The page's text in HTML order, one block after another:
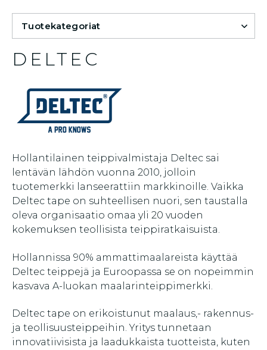
Tuotekategoriat
DELTEC
Hollantilainen teippivalmistaja Deltec sai
lentävän lähdön vuonna 2010, jolloin
tuotemerkki lanseerattiin markkinoille. Vaikka
Deltec tape on suhteellisen nuori, sen taustalla
oleva organisaatio omaa yli 20 vuoden
kokemuksen teollisista teippiratkaisuista.
Hollannissa 90% ammattimaalareista käyttää
Deltec teippejä ja Euroopassa se on nopeimmin
kasvava A-luokan maalarinteippimerkki.
Deltec tape on erikoistunut maalaus,- rakennus-
ja teollisuusteippeihin. Yritys tunnetaan
innovatiivisista ja laadukkaista tuotteista, kuten